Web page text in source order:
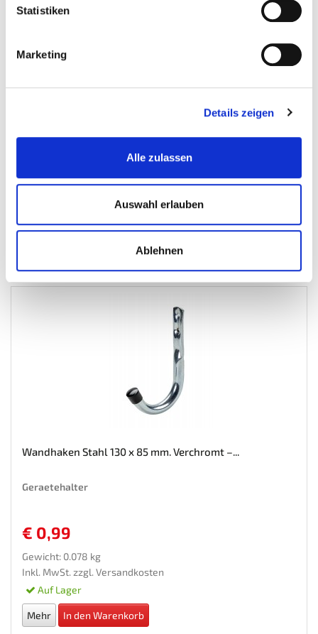
Statistiken
Marketing
Details zeigen
Alle zulassen
Auswahl erlauben
Ablehnen
Wandhaken Aluminium 120 x 85 mm mit Kunststoff...
Inkl. MwSt. zzgl.Versandkosten
Mehr In den Warenkorb
Wandhaken Stahl 130 x 85 mm. Verchromt –...
Geraetehalter
€ 0,99
Gewicht: 0.078 kg
Inkl. MwSt. zzgl. Versandkosten
Auf Lager
Mehr In den Warenkorb